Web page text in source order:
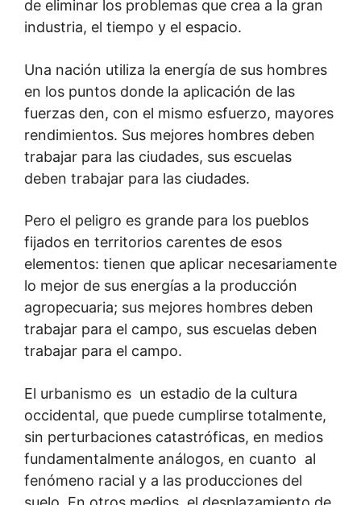
de eliminar los problemas que crea a la gran
industria, el tiempo y el espacio.
Una nación utiliza la energía de sus hombres
en los puntos donde la aplicación de las
fuerzas den, con el mismo esfuerzo, mayores
rendimientos. Sus mejores hombres deben
trabajar para las ciudades, sus escuelas
deben trabajar para las ciudades.
Pero el peligro es grande para los pueblos
fijados en territorios carentes de esos
elementos: tienen que aplicar necesariamente
lo mejor de sus energías a la producción
agropecuaria; sus mejores hombres deben
trabajar para el campo, sus escuelas deben
trabajar para el campo.
El urbanismo es un estadio de la cultura
occidental, que puede cumplirse totalmente,
sin perturbaciones catastróficas, en medios
fundamentalmente análogos, en cuanto al
fenómeno racial y a las producciones del